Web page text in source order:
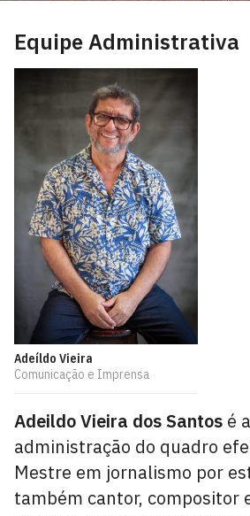
Equipe Administrativa
Adeíldo Vieira
Comunicação e Imprensa
Adeildo Vieira dos Santos é
administração do quadro
Mestre em jornalismo por
também cantor, compositor